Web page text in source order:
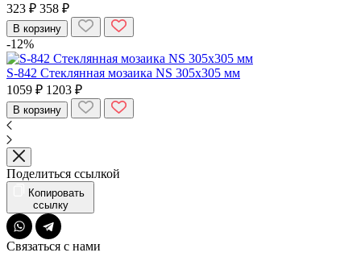
323 ₽ 358 ₽
В корзину
-12%
S-842 Стеклянная мозаика NS 305x305 мм
1059 ₽ 1203 ₽
В корзину
Поделиться ссылкой
Копировать
ссылку
Связаться с нами